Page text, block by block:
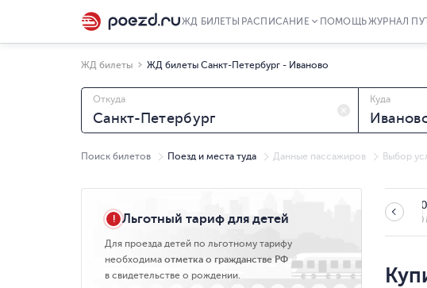
ЖД БИЛЕТЫ РАСПИСАНИЕ ПОМОЩЬЖУРНАЛ
ЖД билеты ЖД билеты Санкт-Петербург - Иваново
Откуда Куда
Поиск билетов Поезд и места туда Данные пассажиров Выбор
Пт,
от4 430
Льготный тариф для детей
Для проезда детей по льготному тарифу
необходима отметка о гражданстве РФ
в свидетельстве о рождении.